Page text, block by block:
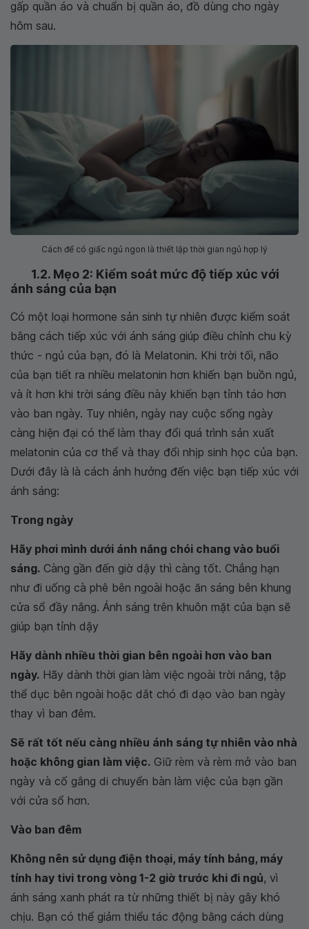
gấp quần áo và chuẩn bị quần áo, đồ dùng cho ngày
hôm sau.
Cách để có giấc ngủ ngon là thiết lập thời gian ngủ hợp lý
1.2. Mẹo 2: Kiểm soát mức độ tiếp xúc với
ánh sáng của bạn
Có một loại hormone sản sinh tự nhiên được kiểm soát
bằng cách tiếp xúc với ánh sáng giúp điều chỉnh chu kỳ
thức - ngủ của bạn, đó là Melatonin. Khi trời tối, não
của bạn tiết ra nhiều melatonin hơn khiến bạn buồn ngủ,
và ít hơn khi trời sáng điều này khiến bạn tỉnh táo hơn
vào ban ngày. Tuy nhiên, ngày nay cuộc sống ngày
càng hiện đại có thể làm thay đổi quá trình sản xuất
melatonin của cơ thể và thay đổi nhịp sinh học của bạn.
Dưới đây là là cách ảnh hưởng đến việc bạn tiếp xúc với
ánh sáng:
Trong ngày
Hãy phơi mình dưới ánh nắng chói chang vào buổi
sáng. Càng gần đến giờ dậy thì càng tốt. Chẳng hạn
như đi uống cà phê bên ngoài hoặc ăn sáng bên khung
cửa sổ đầy nắng. Ánh sáng trên khuôn mặt của bạn sẽ
giúp bạn tỉnh dậy
Hãy dành nhiều thời gian bên ngoài hơn vào ban
ngày. Hãy dành thời gian làm việc ngoài trời nắng, tập
thể dục bên ngoài hoặc dắt chó đi dạo vào ban ngày
thay vì ban đêm.
Sẽ rất tốt nếu càng nhiều ánh sáng tự nhiên vào nhà
hoặc không gian làm việc. Giữ rèm và rèm mở vào ban
ngày và cố gắng di chuyển bàn làm việc của bạn gần
với cửa sổ hơn.
Vào ban đêm
Không nên sử dụng điện thoại, máy tính bảng, máy
tính hay tivi trong vòng 1-2 giờ trước khi đi ngủ, vì
ánh sáng xanh phát ra từ những thiết bị này gây khó
chịu. Bạn có thể giảm thiểu tác động bằng cách dùng